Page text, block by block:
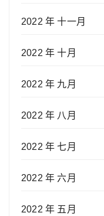
2022 年 十一月
2022 年 十月
2022 年 九月
2022 年 八月
2022 年 七月
2022 年 六月
2022 年 五月